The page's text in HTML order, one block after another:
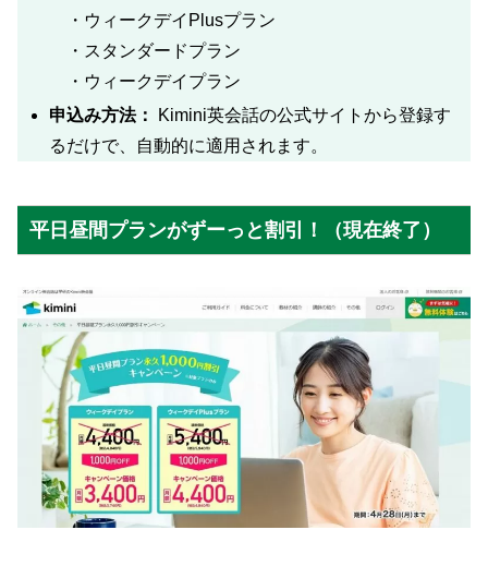
・ウィークデイPlusプラン
・スタンダードプラン
・ウィークデイプラン
申込み方法：
Kimini英会話の公式サイトから登録す
るだけで、自動的に適用されます。
平日昼間プランがずーっと割引！（現在終了）